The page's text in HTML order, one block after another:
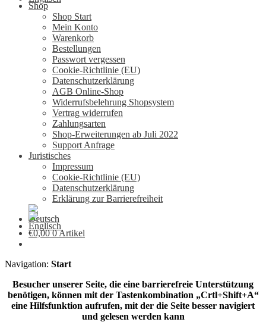
Shop
Shop Start
Mein Konto
Warenkorb
Bestellungen
Passwort vergessen
Cookie-Richtlinie (EU)
Datenschutzerklärung
AGB Online-Shop
Widerrufsbelehrung Shopsystem
Vertrag widerrufen
Zahlungsarten
Shop-Erweiterungen ab Juli 2022
Support Anfrage
Juristisches
Impressum
Cookie-Richtlinie (EU)
Datenschutzerklärung
Erklärung zur Barrierefreiheit
€0,00 0 Artikel
Navigation: Start
Besucher unserer Seite, die eine barrierefreie Unterstützung
benötigen, können mit der Tastenkombination „Crtl+Shift+A“
eine Hilfsfunktion aufrufen, mit der die Seite besser navigiert
und gelesen werden kann